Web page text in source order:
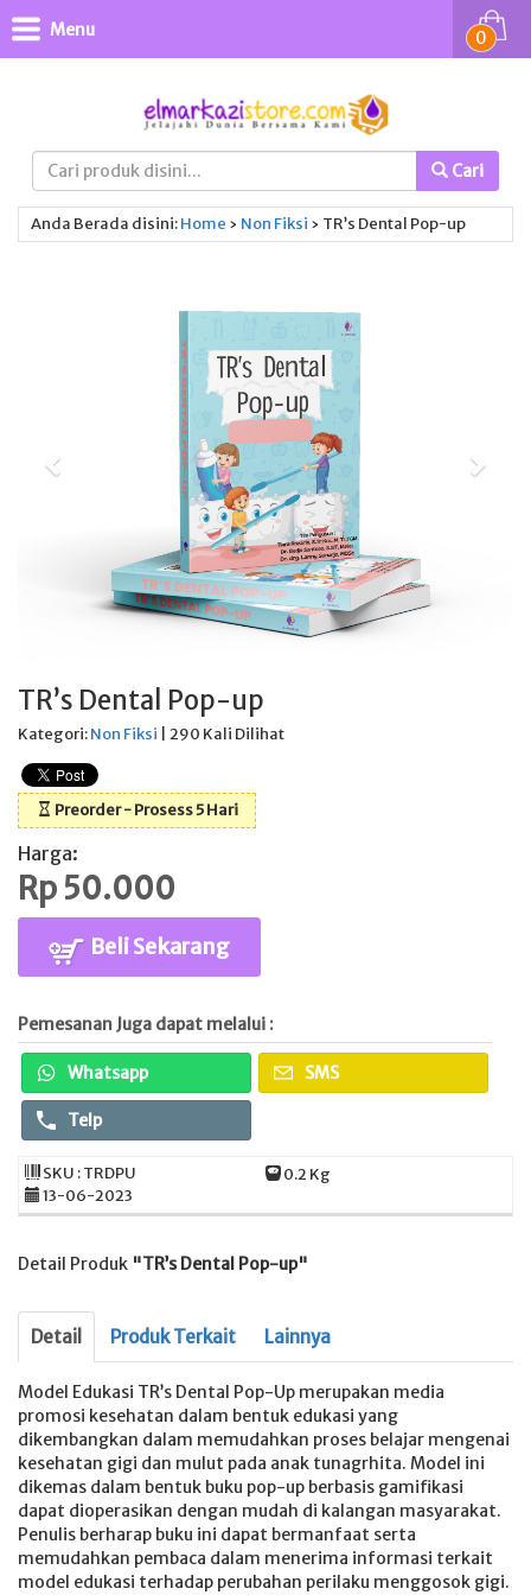
Cari
0
Menu
Anda Berada disini:Home › Non Fiksi › TR’s Dental Pop-up
TR’s Dental Pop-up
Kategori:Non Fiksi | 290 Kali Dilihat
Preorder - Prosess 5 Hari
Harga:
Rp 50.000
Beli Sekarang
Pemesanan Juga dapat melalui :
Whatsapp SMS
Telp
SKU : TRDPU
0.2 Kg
13-06-2023
Detail Produk "TR’s Dental Pop-up"
Detail Produk Terkait Lainnya
Model Edukasi TR’s Dental Pop-Up merupakan media
promosi kesehatan dalam bentuk edukasi yang
dikembangkan dalam memudahkan proses belajar mengenai
kesehatan gigi dan mulut pada anak tunagrhita. Model ini
dikemas dalam bentuk buku pop-up berbasis gamifikasi
dapat dioperasikan dengan mudah di kalangan masyarakat.
Penulis berharap buku ini dapat bermanfaat serta
memudahkan pembaca dalam menerima informasi terkait
model edukasi terhadap perubahan perilaku menggosok gigi.